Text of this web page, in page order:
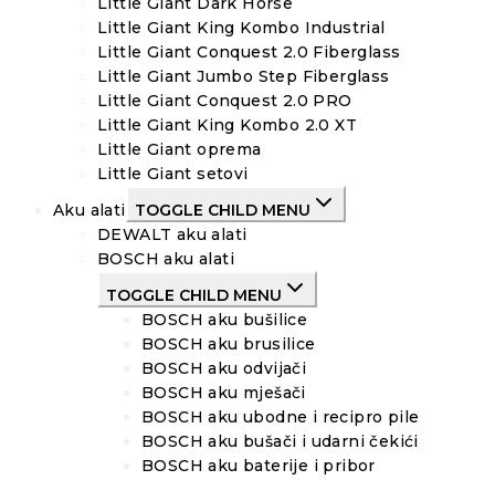
Little Giant King Kombo Industrial
Little Giant Conquest 2.0 Fiberglass
Little Giant Jumbo Step Fiberglass
Little Giant Conquest 2.0 PRO
Little Giant King Kombo 2.0 XT
Little Giant oprema
Little Giant setovi
Aku alati TOGGLE CHILD MENU
DEWALT aku alati
BOSCH aku alati
TOGGLE CHILD MENU
BOSCH aku bušilice
BOSCH aku brusilice
BOSCH aku odvijači
BOSCH aku mješači
BOSCH aku ubodne i recipro pile
BOSCH aku bušači i udarni čekići
BOSCH aku baterije i pribor